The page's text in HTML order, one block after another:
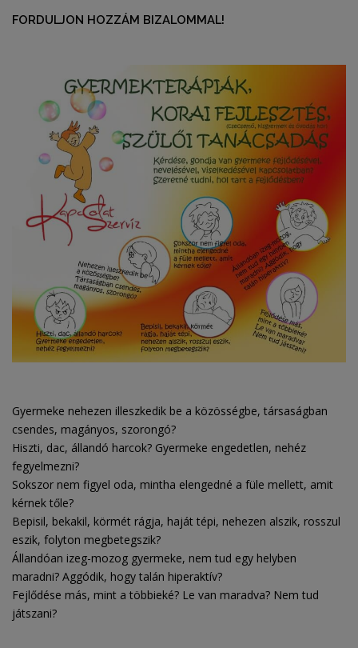
FORDULJON HOZZÁM BIZALOMMAL!
Gyermeke nehezen illeszkedik be a közösségbe, társaságban
csendes, magányos, szorongó?
Hiszti, dac, állandó harcok? Gyermeke engedetlen, nehéz
fegyelmezni?
Sokszor nem figyel oda, mintha elengedné a füle mellett, amit
kérnek tőle?
Bepisil, bekakil, körmét rágja, haját tépi, nehezen alszik, rosszul
eszik, folyton megbetegszik?
Állandóan izeg-mozog gyermeke, nem tud egy helyben
maradni? Aggódik, hogy talán hiperaktív?
Fejlődése más, mint a többieké? Le van maradva? Nem tud
játszani?